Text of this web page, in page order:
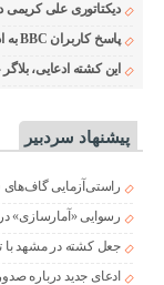
دیکتاتوری علی کریمی
پاسخ کاربران BBC به ادعای ارژنگ امیرفضلی
این کشته ادعایی،
پیشنهاد سردبیر
راستی‌آزمایی گاف‌های
رسوایی «آمارسازی»
جعل کشته در مشهد با
ادعای جدید درباره